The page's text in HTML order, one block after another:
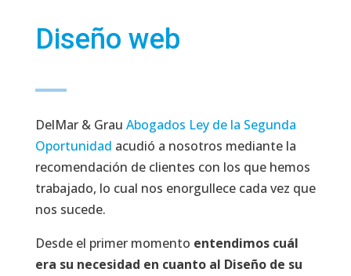
Diseño web
DelMar & Grau Abogados Ley de la Segunda
Oportunidad acudió a nosotros mediante la
recomendación de clientes con los que hemos
trabajado, lo cual nos enorgullece cada vez que
nos sucede.
Desde el primer momento entendimos cuál
era su necesidad en cuanto al Diseño de su